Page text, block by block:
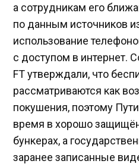
а сотрудникам его
по данным источников
использование
с доступом в интернет.
FT утверждали, что
рассматриваются как
покушения, поэтому
время в хорошо
бункерах, а
заранее записанные